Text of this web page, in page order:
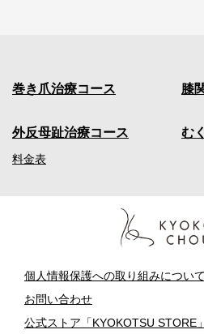
巻き爪治療コース
外反母趾治療コース
料金表
膝
む
個人情報保護への取り組みについて
お問い合わせ
公式ストア「KYOKOTSU STORE」